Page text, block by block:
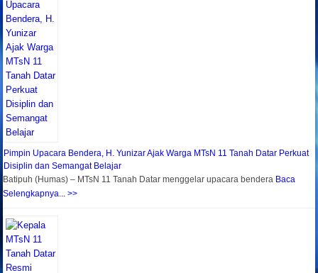
Pimpin Upacara Bendera, H. Yunizar Ajak Warga MTsN 11 Tanah Datar Perkuat
Disiplin dan Semangat Belajar
Batipuh (Humas) – MTsN 11 Tanah Datar menggelar upacara bendera Baca
Selengkapnya... >>